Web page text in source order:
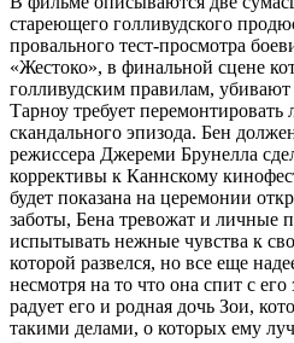
стареющего голливудского
провального тест-просмотра
«Жестоко», в финальной сцене
голливудским правилам, убивают
Тарноу требует перемонтировать
скандального эпизода. Бен
режиссера Джереми Брунелла
коррективы к Каннскому
будет показана на церемонии
заботы, Бена тревожат и личные
испытывать нежные чувства к
которой развелся, но все еще
несмотря на то что она спит с
радует его и родная дочь Зои,
такими делами, о которых ему